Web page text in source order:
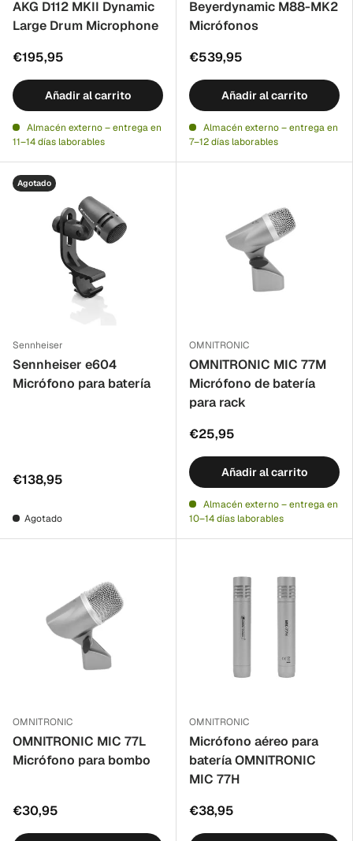
AKG D112 MKII Dynamic
Large Drum Microphone
€195,95
Añadir al carrito
Almacén externo – entrega en
11–14 días laborables
Beyerdynamic M88-MK2
Micrófonos
€539,95
Añadir al carrito
Almacén externo – entrega en
7–12 días laborables
Agotado
Sennheiser
Sennheiser e604
Micrófono para batería
€138,95
Agotado
OMNITRONIC
OMNITRONIC MIC 77M
Micrófono de batería
para rack
€25,95
Añadir al carrito
Almacén externo – entrega en
10–14 días laborables
OMNITRONIC
OMNITRONIC MIC 77L
Micrófono para bombo
€30,95
OMNITRONIC
Micrófono aéreo para
batería OMNITRONIC
MIC 77H
€38,95